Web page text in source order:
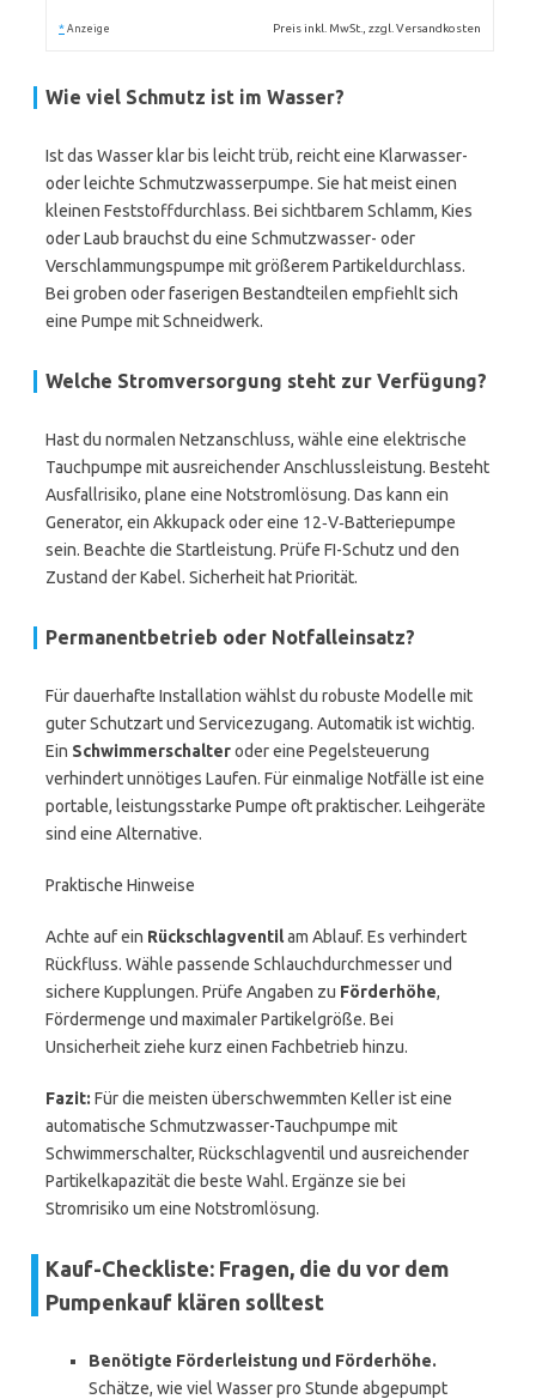
* Anzeige Preis inkl. MwSt., zzgl. Versandkosten
Wie viel Schmutz ist im Wasser?
Ist das Wasser klar bis leicht trüb, reicht eine Klarwasser-
oder leichte Schmutzwasserpumpe. Sie hat meist einen
kleinen Feststoffdurchlass. Bei sichtbarem Schlamm, Kies
oder Laub brauchst du eine Schmutzwasser- oder
Verschlammungspumpe mit größerem Partikeldurchlass.
Bei groben oder faserigen Bestandteilen empfiehlt sich
eine Pumpe mit Schneidwerk.
Welche Stromversorgung steht zur Verfügung?
Hast du normalen Netzanschluss, wähle eine elektrische
Tauchpumpe mit ausreichender Anschlussleistung. Besteht
Ausfallrisiko, plane eine Notstromlösung. Das kann ein
Generator, ein Akkupack oder eine 12‑V‑Batteriepumpe
sein. Beachte die Startleistung. Prüfe FI-Schutz und den
Zustand der Kabel. Sicherheit hat Priorität.
Permanentbetrieb oder Notfalleinsatz?
Für dauerhafte Installation wählst du robuste Modelle mit
guter Schutzart und Servicezugang. Automatik ist wichtig.
Ein Schwimmerschalteroder eine Pegelsteuerung
verhindert unnötiges Laufen. Für einmalige Notfälle ist eine
portable, leistungsstarke Pumpe oft praktischer. Leihgeräte
sind eine Alternative.
Praktische Hinweise
Achte auf ein Rückschlagventilam Ablauf. Es verhindert
Rückfluss. Wähle passende Schlauchdurchmesser und
sichere Kupplungen. Prüfe Angaben zu Förderhöhe,
Fördermenge und maximaler Partikelgröße. Bei
Unsicherheit ziehe kurz einen Fachbetrieb hinzu.
Fazit: Für die meisten überschwemmten Keller ist eine
automatische Schmutzwasser-Tauchpumpe mit
Schwimmerschalter, Rückschlagventil und ausreichender
Partikelkapazität die beste Wahl. Ergänze sie bei
Stromrisiko um eine Notstromlösung.
Kauf-Checkliste: Fragen, die du vor dem
Pumpenkauf klären solltest
Benötigte Förderleistung und Förderhöhe.
Schätze, wie viel Wasser pro Stunde abgepumpt